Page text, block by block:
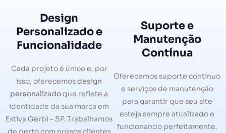
Design
Personalizado e
Funcionalidade
Cada projeto é único e, por
isso, oferecemosdesign
personalizadoque reflete a
identidade da sua marca em
Estiva Gerbi – SP. Trabalhamos
Suporte e
Manutenção
Contínua
Oferecemos suporte contínuo
e serviços de manutenção
para garantir que seu site
esteja sempre atualizado e
funcionando perfeitamente.